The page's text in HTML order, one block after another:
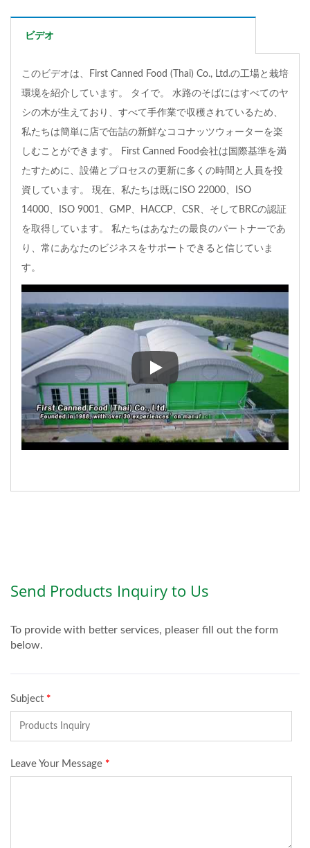
ビデオ
このビデオは、First Canned Food (Thai) Co., Ltd.の工場と栽培
環境を紹介しています。 タイで。 水路のそばにはすべてのヤ
シの木が生えており、すべて手作業で収穫されているため、
私たちは簡単に店で缶詰の新鮮なココナッツウォーターを楽
しむことができます。 First Canned Food会社は国際基準を満
たすために、設備とプロセスの更新に多くの時間と人員を投
資しています。 現在、私たちは既にISO 22000、ISO
14000、ISO 9001、GMP、HACCP、CSR、そしてBRCの認証
を取得しています。 私たちはあなたの最良のパートナーであ
り、常にあなたのビジネスをサポートできると信じていま
す。
このビデオは、First Canned